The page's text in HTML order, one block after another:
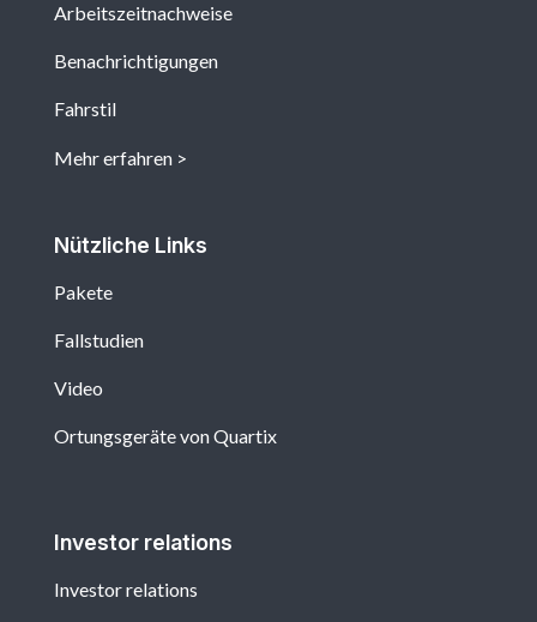
Arbeitszeitnachweise
Benachrichtigungen
Fahrstil
Mehr erfahren
Nützliche Links
Pakete
Fallstudien
Video
Ortungsgeräte von Quartix
Investor relations
Investor relations